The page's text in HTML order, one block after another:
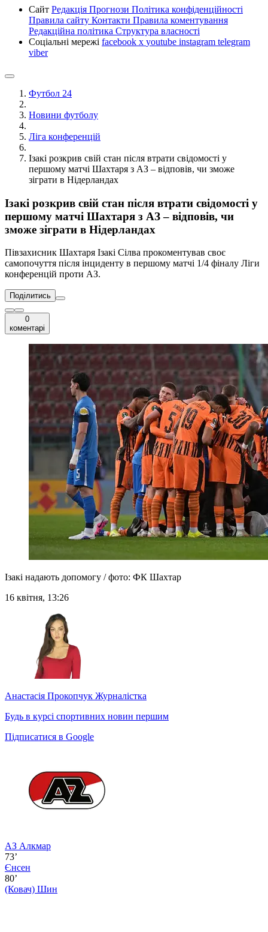
Сайт Редакція Прогнози Політика конфіденційності
Правила сайту Контакти Правила коментування
Редакційна політика Структура власності
Соціальні мережі facebook x youtube instagram telegram
viber
Футбол 24
Новини футболу
Ліга конференцій
Ізакі розкрив свій стан після втрати свідомості у
першому матчі Шахтаря з АЗ – відповів, чи зможе
зіграти в Нідерландах
Ізакі розкрив свій стан після втрати свідомості у
першому матчі Шахтаря з АЗ – відповів, чи
зможе зіграти в Нідерландах
Півзахисник Шахтаря Ізакі Сілва прокоментував своє
самопочуття після інциденту в першому матчі 1/4 фіналу Ліги
конференцій проти АЗ.
Поділитись
0
коментарі
Ізакі надають допомогу / фото: ФК Шахтар
16 квітня, 13:26
Анастасія Прокопчук Журналістка
Будь в курсі спортивних новин першим
Підписатися в Google
АЗ Алкмар
73’
Єнсен
80’
(Ковач) Шин